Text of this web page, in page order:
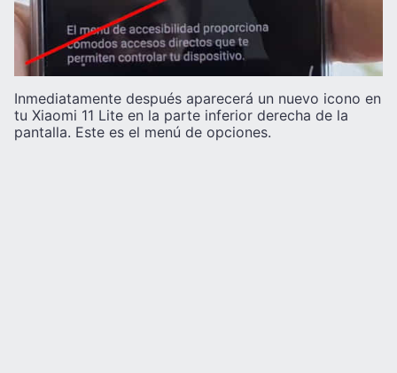
Inmediatamente después aparecerá un nuevo icono en
tu Xiaomi 11 Lite en la parte inferior derecha de la
pantalla. Este es el menú de opciones.